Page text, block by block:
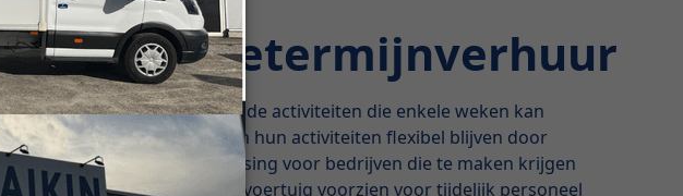
met kortetermijnverhuur
er bij een toename van de activiteiten die enkele weken kan
tijdens eenmalige pieken in hun activiteiten flexibel blijven door
bieden een flexibele oplossing voor bedrijven die te maken krijgen
Zo kunnen ze ook een voertuig voorzien voor tijdelijk personeel